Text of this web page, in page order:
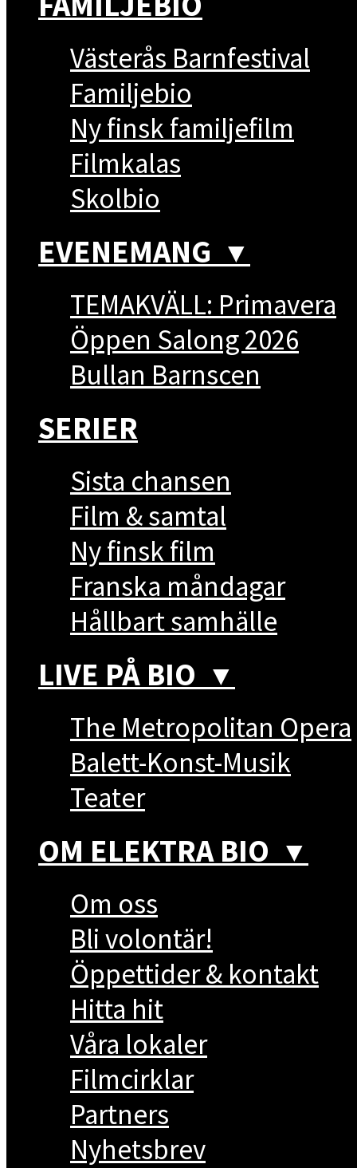
Västerås Barnfestival
Familjebio
Ny finsk familjefilm
Filmkalas
Skolbio
EVENEMANG ▼
TEMAKVÄLL: Primavera
Öppen Salong 2026
Bullan Barnscen
SERIER
Sista chansen
Film & samtal
Ny finsk film
Franska måndagar
Hållbart samhälle
LIVE PÅ BIO ▼
The Metropolitan Opera
Balett-Konst-Musik
Teater
OM ELEKTRA BIO ▼
Om oss
Bli volontär!
Öppettider & kontakt
Hitta hit
Våra lokaler
Filmcirklar
Partners
Nyhetsbrev